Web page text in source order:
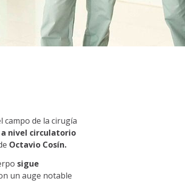
campo de la cirugía
nivel circulatorio
Octavio Cosín.
sigue
un auge notable